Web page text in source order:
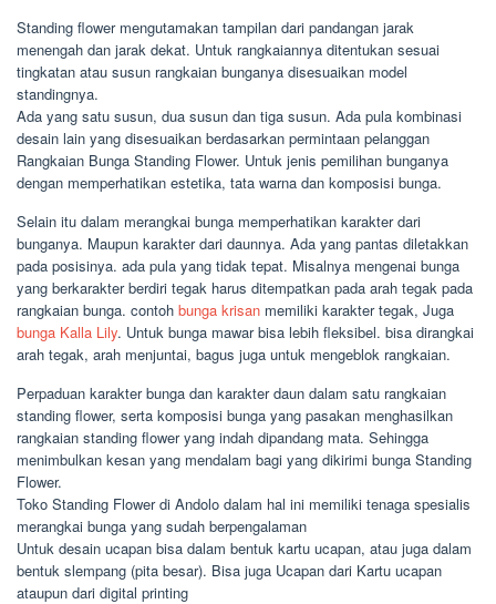
Standing flower mengutamakan tampilan dari pandangan jarak
menengah dan jarak dekat. Untuk rangkaiannya ditentukan sesuai
tingkatan atau susun rangkaian bunganya disesuaikan model
standingnya.
Ada yang satu susun, dua susun dan tiga susun. Ada pula kombinasi
desain lain yang disesuaikan berdasarkan permintaan pelanggan
Rangkaian Bunga Standing Flower. Untuk jenis pemilihan bunganya
dengan memperhatikan estetika, tata warna dan komposisi bunga.
Selain itu dalam merangkai bunga memperhatikan karakter dari
bunganya. Maupun karakter dari daunnya. Ada yang pantas diletakkan
pada posisinya. ada pula yang tidak tepat. Misalnya mengenai bunga
yang berkarakter berdiri tegak harus ditempatkan pada arah tegak pada
rangkaian bunga. contoh bunga krisan memiliki karakter tegak, Juga
bunga Kalla Lily. Untuk bunga mawar bisa lebih fleksibel. bisa dirangkai
arah tegak, arah menjuntai, bagus juga untuk mengeblok rangkaian.
Perpaduan karakter bunga dan karakter daun dalam satu rangkaian
standing flower, serta komposisi bunga yang pasakan menghasilkan
rangkaian standing flower yang indah dipandang mata. Sehingga
menimbulkan kesan yang mendalam bagi yang dikirimi bunga Standing
Flower.
Toko Standing Flower di Andolo dalam hal ini memiliki tenaga spesialis
merangkai bunga yang sudah berpengalaman
Untuk desain ucapan bisa dalam bentuk kartu ucapan, atau juga dalam
bentuk slempang (pita besar). Bisa juga Ucapan dari Kartu ucapan
ataupun dari digital printing